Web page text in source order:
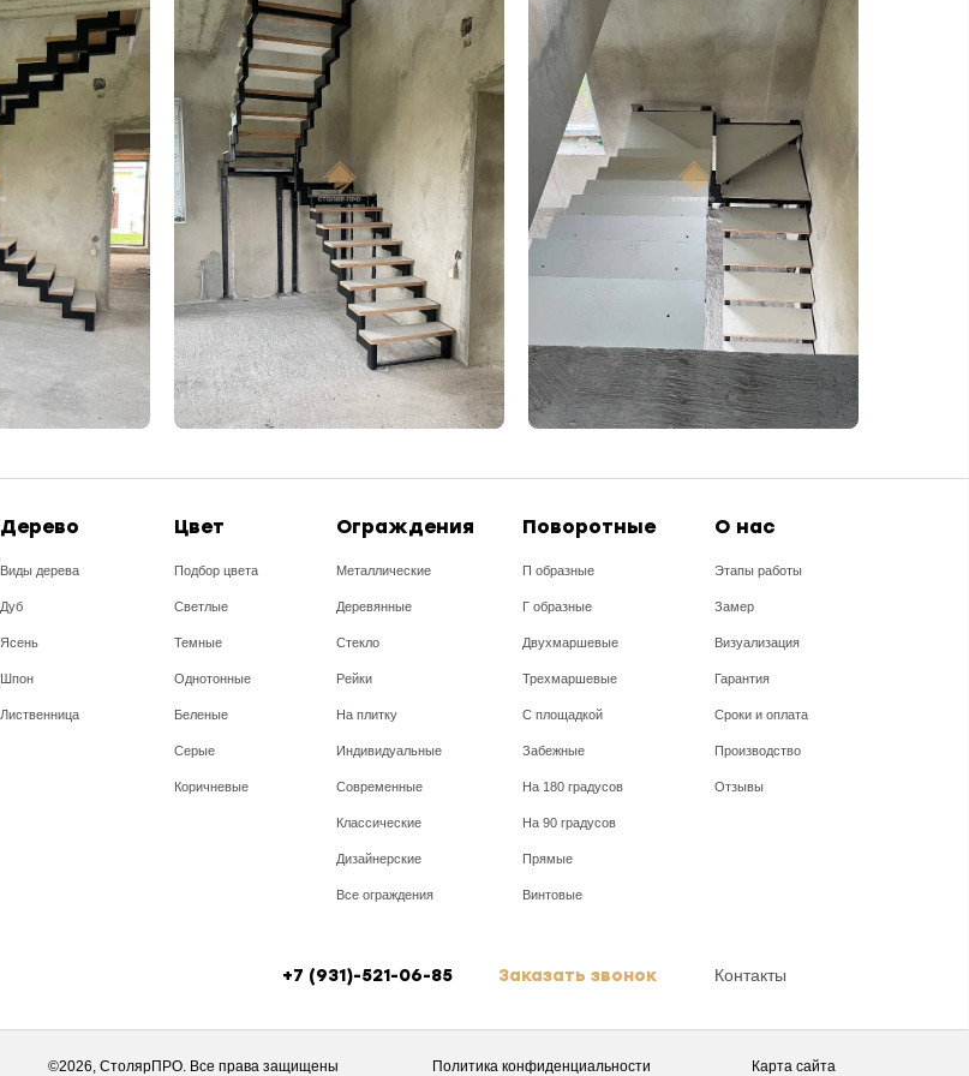
Оставьте ваш номер и мы перезвоним
или напишите нам в Telegram / MAX
Поворотные О нас
Дерево Цвет
Ясень
Шпон
Лиственница
Дуб
Виды дерева
Серые
Коричневые
Подбор цвета
Темные
Однотонные
Беленые
Светлые Деревянные
Все ограждения
Стекло
Рейки
На плитку
Индивидуальные
Современные
Классические
Дизайнерские
Металлические
Ограждения
С площадкой
Забежные
На 180 градусов
На 90 градусов
П образные
Г образные
Трехмаршевые
Двухмаршевые
Прямые
Винтовые
Этапы работы
Замер
Визуализация
Гарантия
Сроки и оплата
+7 (931)-521-06-85 Заказать звонок
©2026, СтолярПРО. Все права защищены Политика конфиденциальности Карта сайта
Производство
Отзывы
Контакты